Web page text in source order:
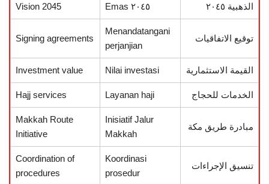
الذهبية ٢٠٤٥
Emas ٢٠٤٥
Vision 2045
توقيع الاتفاقيات
Menandatangani
perjanjian
Signing agreements
القيمة الاستثمارية Nilai investasi
Investment value
الخدمات للحجاج Layanan haji
Hajj services
مبادرة طريق مكة
Inisiatif Jalur
Makkah
Makkah Route
Initiative
تنسيق الإجراءات
Koordinasi
prosedur
Coordination of
procedures